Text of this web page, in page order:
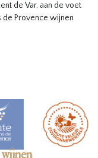
de Var, aan de voet
de Provence wijnen